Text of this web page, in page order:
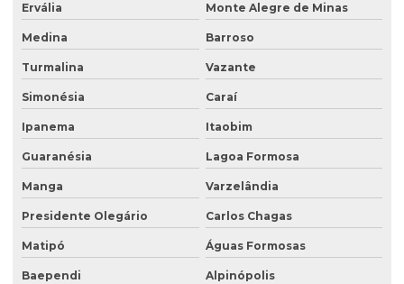
Poço de monitoramento multinível
Poço de monitoramento posto de combustível
Programa de monitoramento de efluentes líquidos
Projeto recuperação de área degradada
Projeto de recuperação de área degradada prad
Recuperação de área degradada por garimpo
Recuperação de área degradada pela agricultura
Recuperação de área degradada pela mineração
Ervália Monte Alegre de Minas
Medina Barroso
Turmalina Vazante
Simonésia Caraí
Ipanema Itaobim
Guaranésia Lagoa Formosa
Manga Varzelândia
Presidente Olegário Carlos Chagas
Matipó Águas Formosas
Baependi Alpinópolis